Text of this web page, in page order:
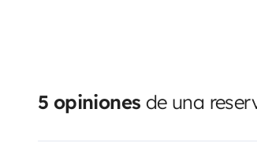
5 opiniones de una